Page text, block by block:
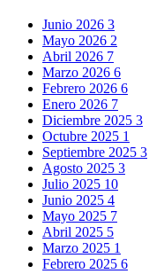
Junio 2026 3
Mayo 2026 2
Abril 2026 7
Marzo 2026 6
Febrero 2026 6
Enero 2026 7
Diciembre 2025 3
Octubre 2025 1
Septiembre 2025 3
Agosto 2025 3
Julio 2025 10
Junio 2025 4
Mayo 2025 7
Abril 2025 5
Marzo 2025 1
Febrero 2025 6